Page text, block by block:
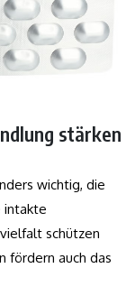
stärken
wichtig, die
intakte
schützen
fördern auch das